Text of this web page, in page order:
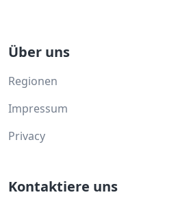
Über uns
Regionen
Impressum
Privacy
Kontaktiere uns